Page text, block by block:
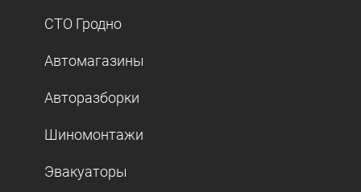
СТО Гродно
Автомагазины
Авторазборки
Шиномонтажи
Эвакуаторы